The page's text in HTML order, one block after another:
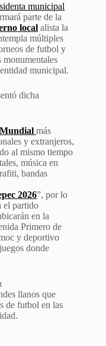
municipal
parte de la
local alista la
múltiples
de futbol y
monumentales
municipal.
dicha
Mundial más
y extranjeros,
al mismo tiempo
música en
bandas
2026”, por lo
el partido
en la
Primero de
y deportivo
donde
llanos que
de futbol en las